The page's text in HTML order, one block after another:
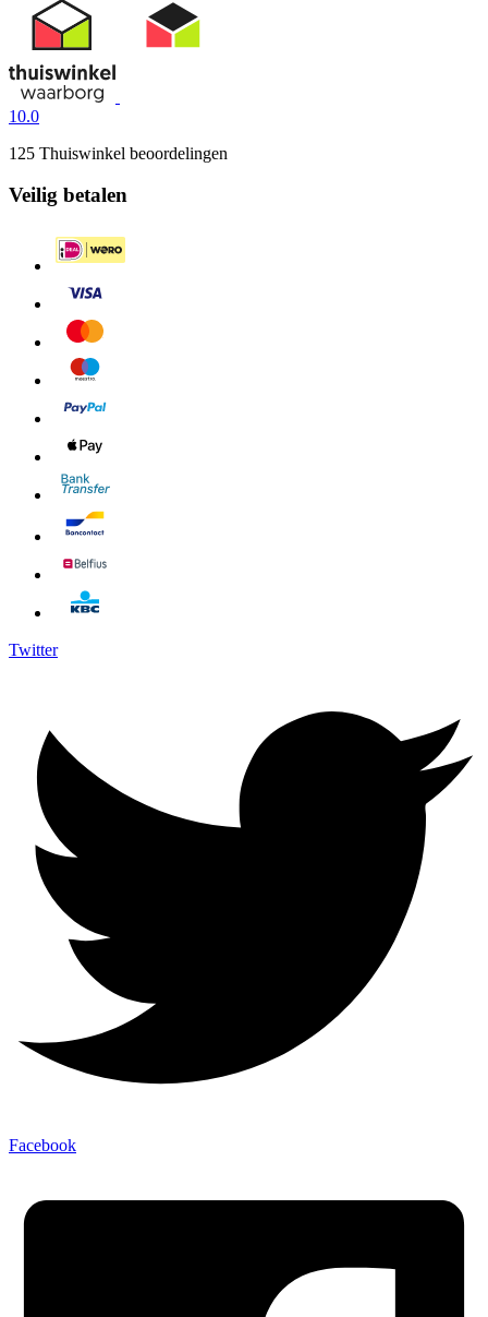
10.0
125 Thuiswinkel beoordelingen
Veilig betalen
Twitter
Facebook